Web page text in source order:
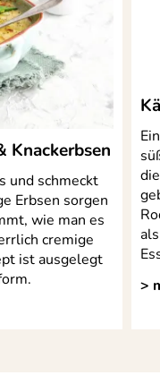
und schmeckt
Erbsen sorgen
wie man es
cremige
ist ausgelegt
>